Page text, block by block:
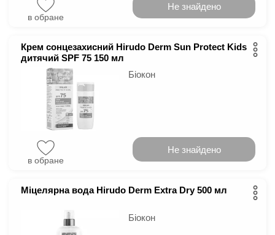
в обране
Не знайдено
Крем сонцезахисний Hirudo Derm Sun Protect Kids
дитячий SPF 75 150 мл
Біокон
в обране
Не знайдено
Міцелярна вода Hirudo Derm Extra Dry 500 мл
Біокон